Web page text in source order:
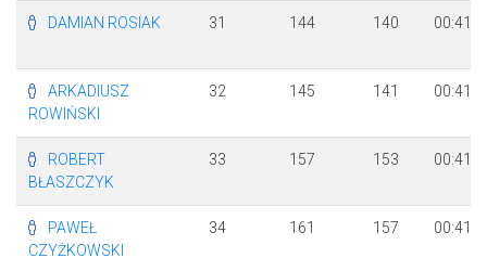
DAMIAN ROSIAK 31 144 140
ARKADIUSZ
ROWIŃSKI
32 145 141
ROBERT
BŁASZCZYK
33 157 153
PAWEŁ
CZYŻKOWSKI
34 161 157